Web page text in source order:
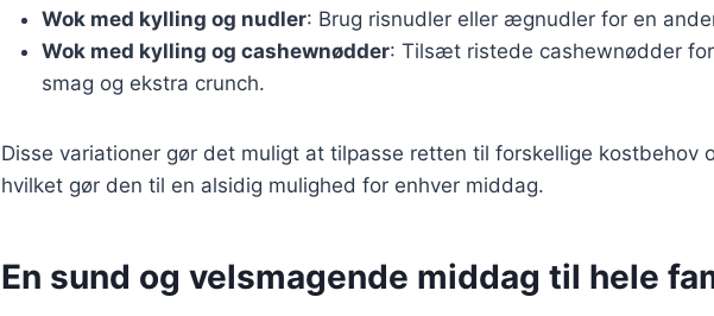
Wok med kylling og nudler: Brug risnudler eller ægnudler for en
Wok med kylling og cashewnødder: Tilsæt ristede cashewnødder
smag og ekstra crunch.
Disse variationer gør det muligt at tilpasse retten til forskellige kostbehov
hvilket gør den til en alsidig mulighed for enhver middag.
En sund og velsmagende middag til hele